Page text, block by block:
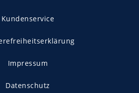
Kundenservice
Impressum
Datenschutz